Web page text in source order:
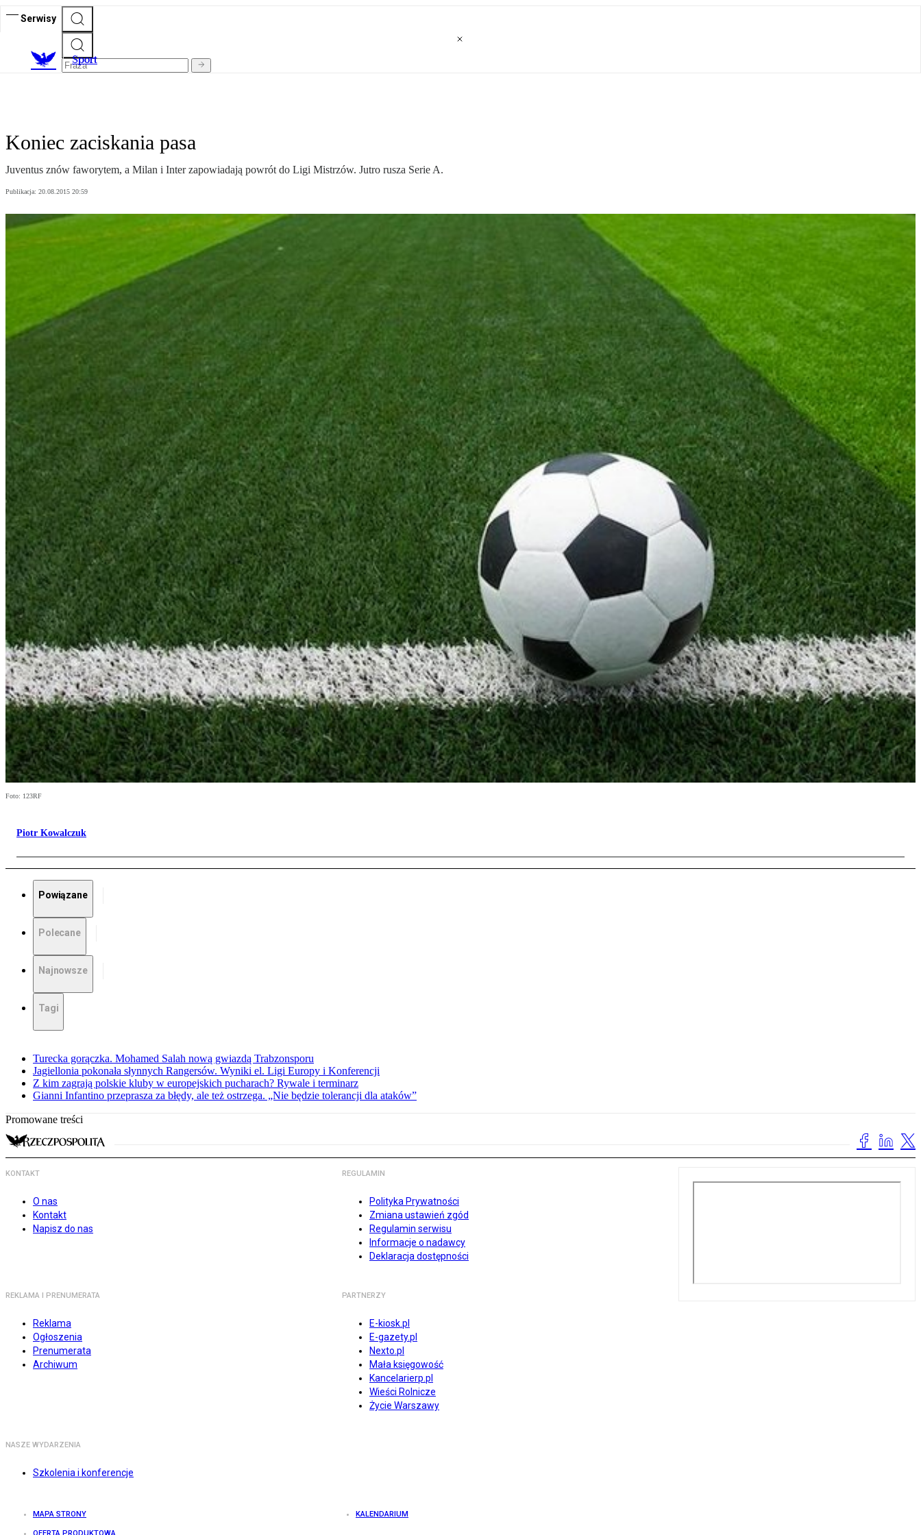
Serwisy
Sport
Koniec zaciskania pasa
Juventus znów faworytem, a Milan i Inter zapowiadają powrót do Ligi Mistrzów. Jutro rusza Serie A.
Publikacja: 20.08.2015 20:59
Foto: 123RF
Piotr Kowalczuk
Powiązane
Polecane
Najnowsze
Tagi
Turecka gorączka. Mohamed Salah nową gwiazdą Trabzonsporu
Jagiellonia pokonała słynnych Rangersów. Wyniki el. Ligi Europy i Konferencji
Z kim zagrają polskie kluby w europejskich pucharach? Rywale i terminarz
Gianni Infantino przeprasza za błędy, ale też ostrzega. „Nie będzie tolerancji dla ataków”
Promowane treści
KONTAKT
O nas
Kontakt
Napisz do nas
REGULAMIN
Polityka Prywatności
Zmiana ustawień zgód
Regulamin serwisu
Informacje o nadawcy
Deklaracja dostępności
REKLAMA I PRENUMERATA
Reklama
Ogłoszenia
Prenumerata
Archiwum
PARTNERZY
E-kiosk.pl
E-gazety.pl
Nexto.pl
Mała księgowość
Kancelarierp.pl
Wieści Rolnicze
Życie Warszawy
NASZE WYDARZENIA
Szkolenia i konferencje
MAPA STRONY KALENDARIUM